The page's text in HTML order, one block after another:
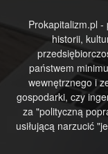
Prokapitalizm.pl
historii,
państwem
wewnętrznego i
gospodarki, czy
za "polityczną
usiłującą narzucić